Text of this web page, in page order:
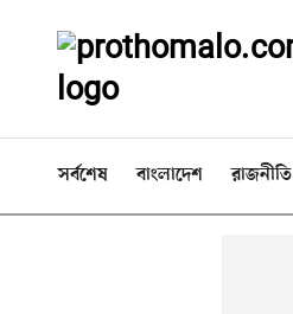
সর্বশেষ বাংলাদেশ রাজনীতি